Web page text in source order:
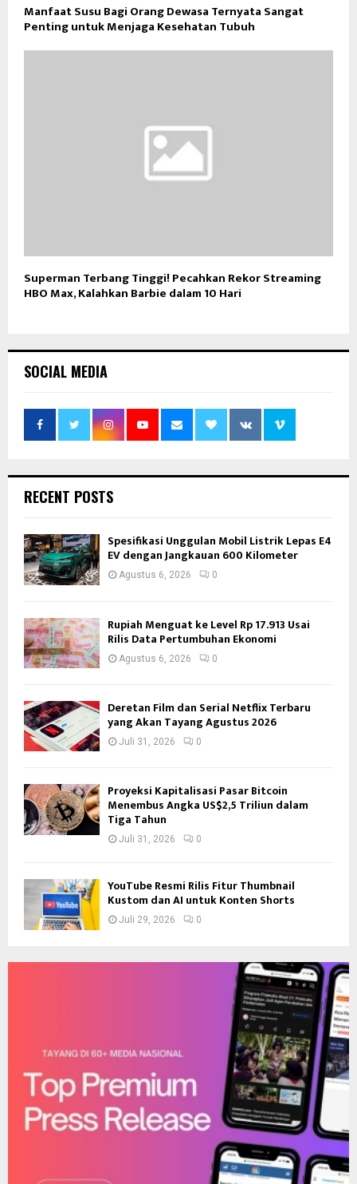
Manfaat Susu Bagi Orang Dewasa Ternyata Sangat
Penting untuk Menjaga Kesehatan Tubuh
Superman Terbang Tinggi! Pecahkan Rekor Streaming
HBO Max, Kalahkan Barbie dalam 10 Hari
SOCIAL MEDIA
RECENT POSTS
Spesifikasi Unggulan Mobil Listrik Lepas E4
EV dengan Jangkauan 600 Kilometer
Agustus 6, 2026 0
Rupiah Menguat ke Level Rp 17.913 Usai
Rilis Data Pertumbuhan Ekonomi
Agustus 6, 2026 0
Deretan Film dan Serial Netflix Terbaru
yang Akan Tayang Agustus 2026
Juli 31, 2026 0
Proyeksi Kapitalisasi Pasar Bitcoin
Menembus Angka US$2,5 Triliun dalam
Tiga Tahun
Juli 31, 2026 0
YouTube Resmi Rilis Fitur Thumbnail
Kustom dan AI untuk Konten Shorts
Juli 29, 2026 0